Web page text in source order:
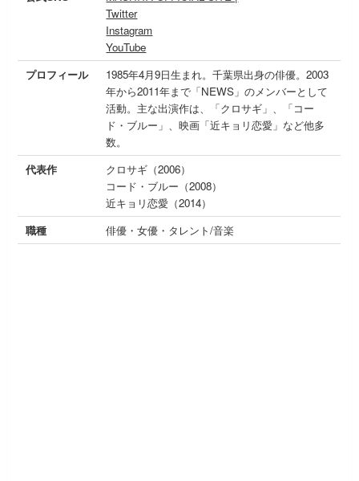
Twitter
Instagram
YouTube
プロフィール
1985年4月9日生まれ。千葉県出身の俳優。2003
年から2011年まで「NEWS」のメンバーとして
活動。主な出演作は、「クロサギ」、「コー
ド・ブルー」、映画「近キョリ恋愛」など他多
数。
代表作
クロサギ（2006）
コード・ブルー（2008）
近キョリ恋愛（2014）
職種
俳優・女優・タレント/音楽